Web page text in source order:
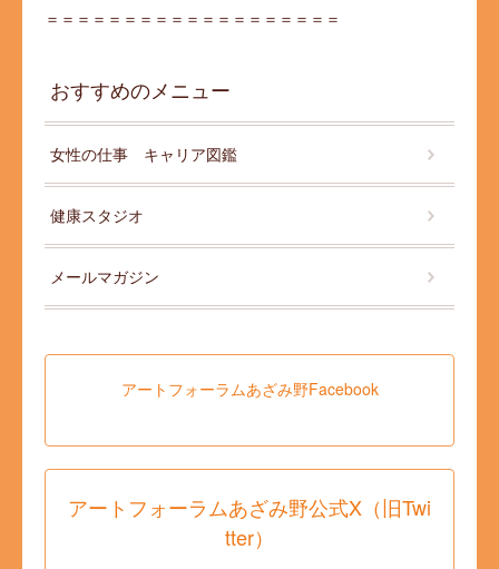
＝＝＝＝＝＝＝＝＝＝＝＝＝＝＝＝＝＝＝
おすすめのメニュー
女性の仕事 キャリア図鑑
健康スタジオ
メールマガジン
アートフォーラムあざみ野Facebook
アートフォーラムあざみ野公式X（旧Twi
tter）